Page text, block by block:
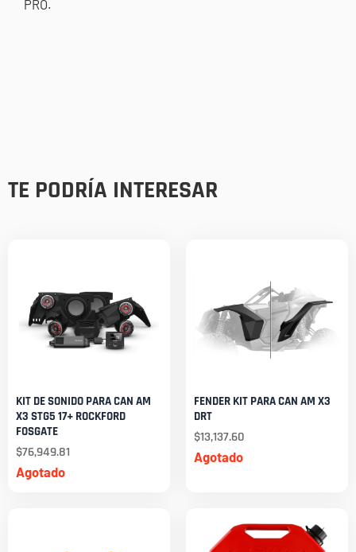
PRO.
TE PODRÍA INTERESAR
Agotado
KIT DE SONIDO PARA CAN AM
X3 STG5 17+ ROCKFORD
FOSGATE
$76,949.81 Agotado
FENDER KIT PARA CAN AM X3
DRT
$13,137.60